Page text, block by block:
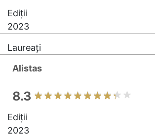
Ediții
2023
Laureați
Alistas
8.3
Ediții
2023